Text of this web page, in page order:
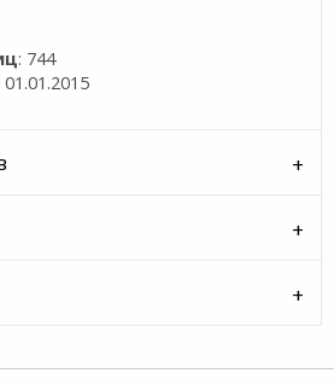
: 744
01.01.2015